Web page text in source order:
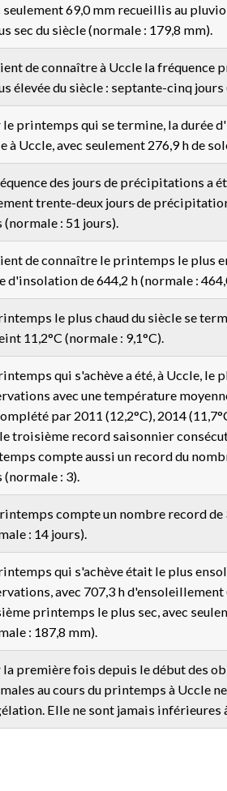
seulement 69,0 mm recueillis au
sec du siècle (normale : 179,8 mm).
de connaître à Uccle la
élevée du siècle : septante-cinq jours
le printemps qui se termine, la durée
à Uccle, avec seulement 276,9 h de
des jours de précipitations a
trente-deux jours de
(normale : 51 jours).
de connaître le printemps le plus
d'insolation de 644,2 h (normale :
le plus chaud du siècle se
11,2°C (normale : 9,1°C).
qui s'achève a été, à Uccle, le
avec une température
par 2011 (12,2°C), 2014
troisième record saisonnier
compte aussi un record du
(normale : 3).
compte un nombre record
: 14 jours).
qui s'achève était le plus
avec 707,3 h
printemps le plus sec, avec
: 187,8 mm).
la première fois depuis le début des
au cours du printemps à Uccle
Elle ne sont jamais inférieures à